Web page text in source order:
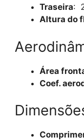
Traseira:
Altura do
Área
Coef.